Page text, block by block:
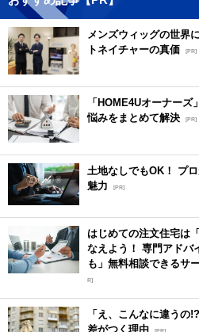
メンズウィッグの世界
トネイチャーの真価
[PR]
「HOME4Uオーナー
悩みをまとめて解決 [PR]
土地なしでもOK！ プ
魅力
[PR]
はじめての注文住宅は
なえよう！ 専門アドバ
も」無料相談できるサ
R]
「え、こんなに違うの
差がつく理由